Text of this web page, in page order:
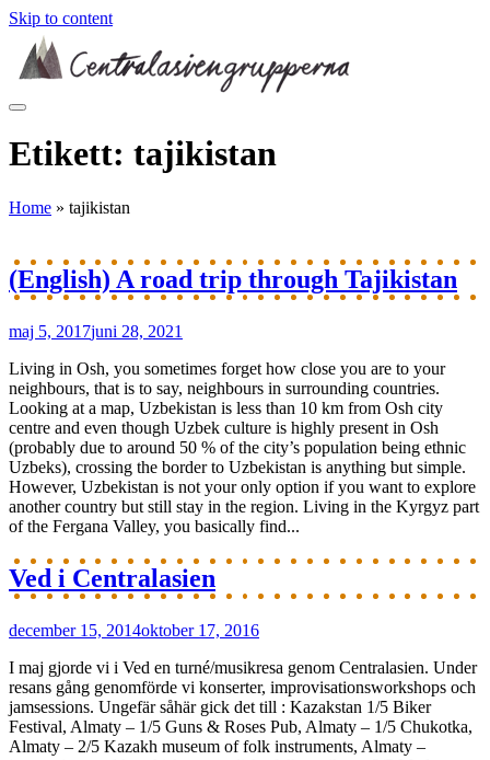
Skip to content
Etikett: tajikistan
Home » tajikistan
(English) A road trip through Tajikistan
maj 5, 2017juni 28, 2021
Living in Osh, you sometimes forget how close you are to your
neighbours, that is to say, neighbours in surrounding countries.
Looking at a map, Uzbekistan is less than 10 km from Osh city
centre and even though Uzbek culture is highly present in Osh
(probably due to around 50 % of the city’s population being ethnic
Uzbeks), crossing the border to Uzbekistan is anything but simple.
However, Uzbekistan is not your only option if you want to explore
another country but still stay in the region. Living in the Kyrgyz part
of the Fergana Valley, you basically find...
Ved i Centralasien
december 15, 2014oktober 17, 2016
I maj gjorde vi i Ved en turné/musikresa genom Centralasien. Under
resans gång genomförde vi konserter, improvisationsworkshops och
jamsessions. Ungefär såhär gick det till : Kazakstan 1/5 Biker
Festival, Almaty – 1/5 Guns & Roses Pub, Almaty – 1/5 Chukotka,
Almaty – 2/5 Kazakh museum of folk instruments, Almaty –